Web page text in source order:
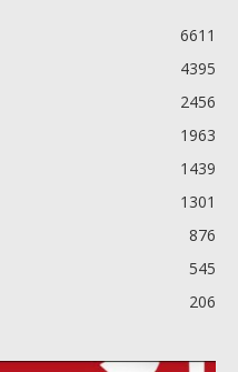
6611
4395
2456
1963
1439
1301
876
545
206